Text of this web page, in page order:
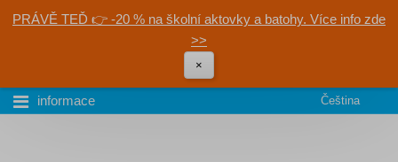
PRÁVĚ TEĎ 👉 -20 % na školní aktovky a batohy. Více info zde
>>
×
informace Čeština